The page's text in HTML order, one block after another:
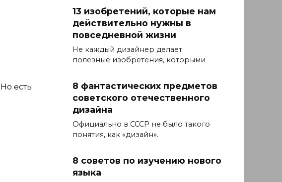
есть
13 изобретений, которые нам
действительно нужны в
повседневной жизни
Не каждый дизайнер делает
полезные изобретения, которыми
8 фантастических предметов
советского отечественного
дизайна
Официально в СССР не было такого
понятия, как «дизайн».
8 советов по изучению нового
языка